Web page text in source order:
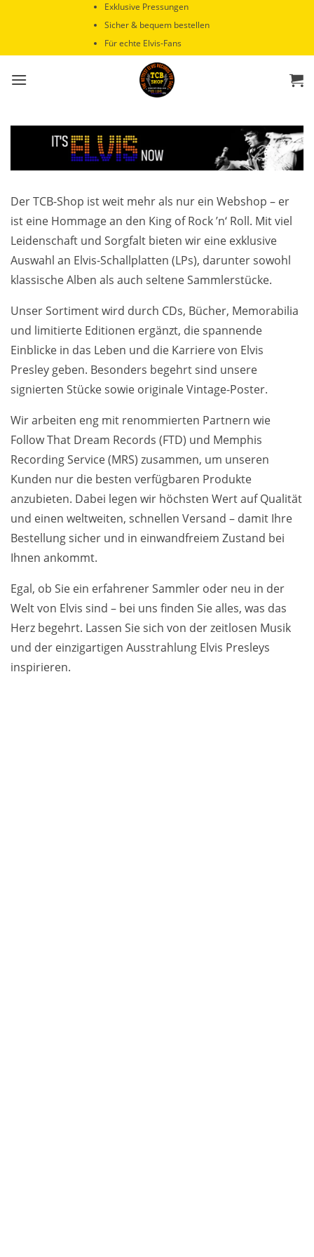
Exklusive Pressungen
Sicher & bequem bestellen
Für echte Elvis-Fans
Der TCB-Shop ist weit mehr als nur ein Webshop – er
ist eine Hommage an den King of Rock ’n‘ Roll. Mit viel
Leidenschaft und Sorgfalt bieten wir eine exklusive
Auswahl an Elvis-Schallplatten (LPs), darunter sowohl
klassische Alben als auch seltene Sammlerstücke.
Unser Sortiment wird durch CDs, Bücher, Memorabilia
und limitierte Editionen ergänzt, die spannende
Einblicke in das Leben und die Karriere von Elvis
Presley geben. Besonders begehrt sind unsere
signierten Stücke sowie originale Vintage-Poster.
Wir arbeiten eng mit renommierten Partnern wie
Follow That Dream Records (FTD) und Memphis
Recording Service (MRS) zusammen, um unseren
Kunden nur die besten verfügbaren Produkte
anzubieten. Dabei legen wir höchsten Wert auf Qualität
und einen weltweiten, schnellen Versand – damit Ihre
Bestellung sicher und in einwandfreiem Zustand bei
Ihnen ankommt.
Egal, ob Sie ein erfahrener Sammler oder neu in der
Welt von Elvis sind – bei uns finden Sie alles, was das
Herz begehrt. Lassen Sie sich von der zeitlosen Musik
und der einzigartigen Ausstrahlung Elvis Presleys
inspirieren.